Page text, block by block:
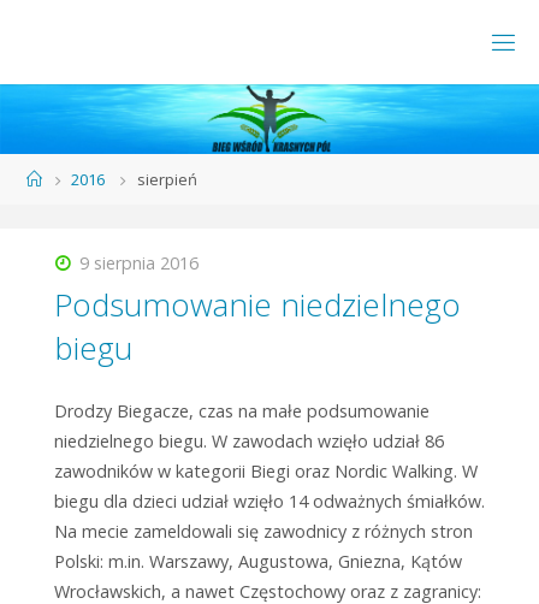
2016 sierpień
9 sierpnia 2016
Podsumowanie niedzielnego
biegu
Drodzy Biegacze, czas na małe podsumowanie
niedzielnego biegu. W zawodach wzięło udział 86
zawodników w kategorii Biegi oraz Nordic Walking. W
biegu dla dzieci udział wzięło 14 odważnych śmiałków.
Na mecie zameldowali się zawodnicy z różnych stron
Polski: m.in. Warszawy, Augustowa, Gniezna, Kątów
Wrocławskich, a nawet Częstochowy oraz z zagranicy: